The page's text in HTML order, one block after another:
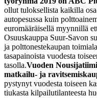
ollut tuloksellista kaikilla
autopesussa kuin
euromääräisellä myynnillä
Osuuskauppa Suur-Savon
ja polttonestekaupan
tasapainoista vuodesta
tasolla.Vuoden
matkailu- ja
pystynyt vuodesta toiseen
tiukasta kilpailutilanteesta